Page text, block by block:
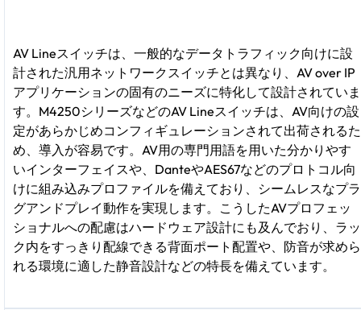
AV Lineスイッチは、一般的なデータトラフィック向けに設
計された汎用ネットワークスイッチとは異なり、AV over IP
アプリケーションの固有のニーズに特化して設計されていま
す。M4250シリーズなどのAV Lineスイッチは、AV向けの設
定があらかじめコンフィギュレーションされて出荷されるた
め、導入が容易です。AV用の専門用語を用いた分かりやす
いインターフェイスや、DanteやAES67などのプロトコル向
けに組み込みプロファイルを備えており、シームレスなプラ
グアンドプレイ動作を実現します。こうしたAVプロフェッ
ショナルへの配慮はハードウェア設計にも及んでおり、ラッ
ク内をすっきり配線できる背面ポート配置や、防音が求めら
れる環境に適した静音設計などの特長を備えています。